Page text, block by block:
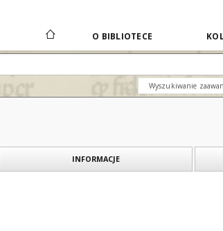
O BIBLIOTECE
Wyszukiwanie
INFORMACJE